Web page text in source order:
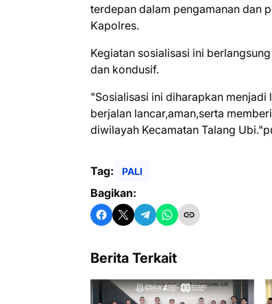
terdepan dalam pengamanan dan
Kapolres.
Kegiatan sosialisasi ini
dan kondusif.
"Sosialisasi ini diharapkan
berjalan lancar,aman,serta
diwilayah Kecamatan Talang
Tag: PALI
Bagikan:
Berita Terkait